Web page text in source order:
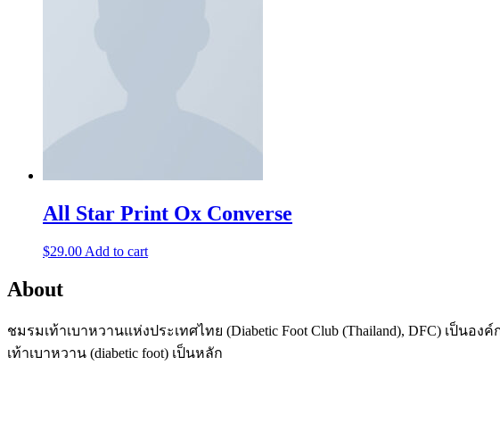
All Star Print Ox Converse
$29.00 Add to cart
About
ชมรมเท้าเบาหวานแห่งประเทศไทย (Diabetic Foot Club (Thailand), DFC) เป็น
เท้าเบาหวาน (diabetic foot) เป็นหลัก